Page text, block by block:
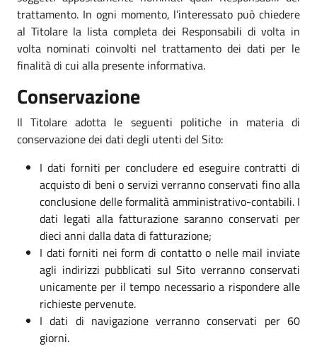
trattamento. In ogni momento, l’interessato può chiedere
al Titolare la lista completa dei Responsabili di volta in
volta nominati coinvolti nel trattamento dei dati per le
finalità di cui alla presente informativa.
Conservazione
Il Titolare adotta le seguenti politiche in materia di
conservazione dei dati degli utenti del Sito:
I dati forniti per concludere ed eseguire contratti di
acquisto di beni o servizi verranno conservati fino alla
conclusione delle formalità amministrativo-contabili. I
dati legati alla fatturazione saranno conservati per
dieci anni dalla data di fatturazione;
I dati forniti nei form di contatto o nelle mail inviate
agli indirizzi pubblicati sul Sito verranno conservati
unicamente per il tempo necessario a rispondere alle
richieste pervenute.
I dati di navigazione verranno conservati per 60
giorni.